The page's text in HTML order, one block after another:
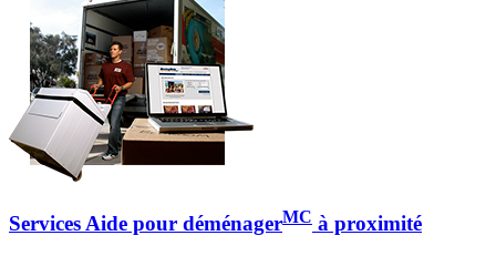
Services Aide pour déménagerMC à proximité